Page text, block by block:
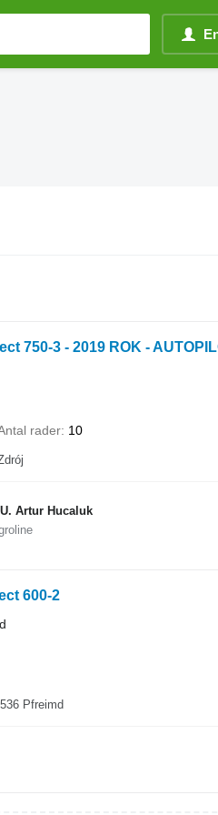
750-3 - 2019 ROK -
rader 10
Artur Hucaluk
600-2
Pfreimd